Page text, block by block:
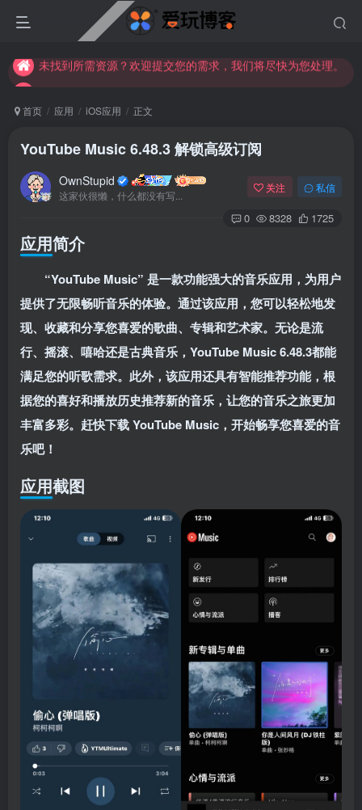
苹果手机用户没有巨魔商店的点击此处获取保姆级安装教程
未找到所需资源？欢迎提交您的需求，我们将尽快为您处理。
苹果手机用户没有巨魔商店的点击此处获取保姆级安装教程
首页 应用 iOS应用 正文
YouTube Music 6.48.3 解锁高级订阅
OwnStupid
这家伙很懒，什么都没有写...
关注 私信
0 8328 1725
应用简介
“YouTube Music” 是一款功能强大的音乐应用，为用户
提供了无限畅听音乐的体验。通过该应用，您可以轻松地发
现、收藏和分享您喜爱的歌曲、专辑和艺术家。无论是流
行、摇滚、嘻哈还是古典音乐，YouTube Music 6.48.3都能
满足您的听歌需求。此外，该应用还具有智能推荐功能，根
据您的喜好和播放历史推荐新的音乐，让您的音乐之旅更加
丰富多彩。赶快下载 YouTube Music，开始畅享您喜爱的音
乐吧！
应用截图
扫码登录
或
请输入验证码
扫码登录即表示同意